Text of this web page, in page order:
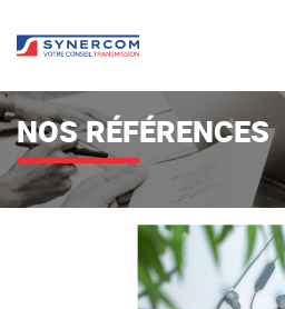
NOS RÉFÉRENCES